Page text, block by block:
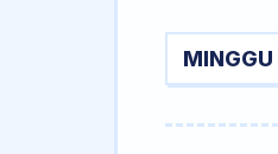
MINGGU